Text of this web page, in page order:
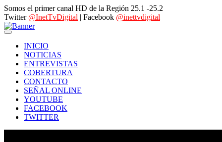
Somos el primer canal HD de la Región 25.1 -25.2
Twitter @InetTvDigital | Facebook @inettvdigital
INICIO
NOTICIAS
ENTREVISTAS
COBERTURA
CONTACTO
SEÑAL ONLINE
YOUTUBE
FACEBOOK
TWITTER